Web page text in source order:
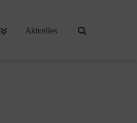
Aktuelles